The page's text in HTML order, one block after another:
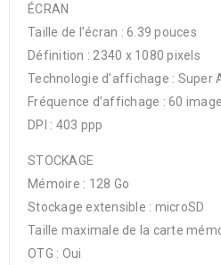
ÉCRAN
Taille de l’écran : 6.39 pouces
Définition : 2340 x 1080 pixels
Technologie d’affichage : Super
Fréquence d’affichage : 60
DPI : 403 ppp
STOCKAGE
Mémoire : 128 Go
Stockage extensible : microSD
Taille maximale de la carte
OTG : Oui